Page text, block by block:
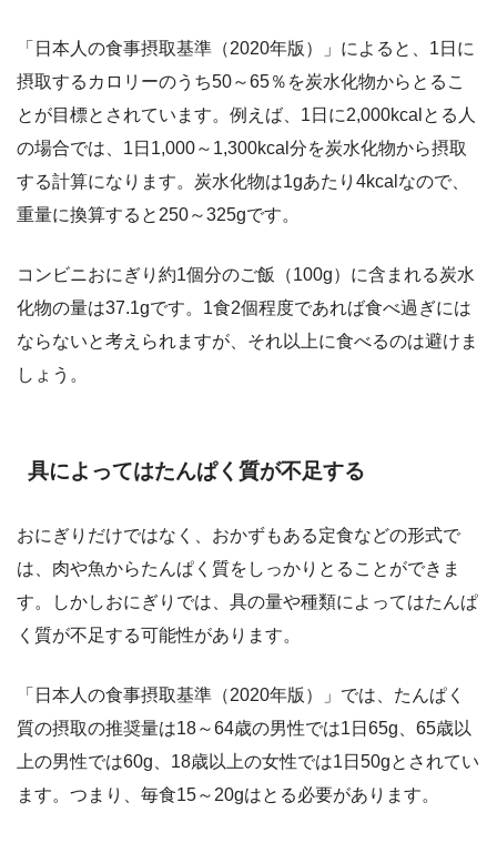
「日本人の食事摂取基準（2020年版）」によると、1日に
摂取するカロリーのうち50～65％を炭水化物からとるこ
とが目標とされています。例えば、1日に2,000kcalとる人
の場合では、1日1,000～1,300kcal分を炭水化物から摂取
する計算になります。炭水化物は1gあたり4kcalなので、
重量に換算すると250～325gです。
コンビニおにぎり約1個分のご飯（100g）に含まれる炭水
化物の量は37.1gです。1食2個程度であれば食べ過ぎには
ならないと考えられますが、それ以上に食べるのは避けま
しょう。
具によってはたんぱく質が不足する
おにぎりだけではなく、おかずもある定食などの形式で
は、肉や魚からたんぱく質をしっかりとることができま
す。しかしおにぎりでは、具の量や種類によってはたんぱ
く質が不足する可能性があります。
「日本人の食事摂取基準（2020年版）」では、たんぱく
質の摂取の推奨量は18～64歳の男性では1日65g、65歳以
上の男性では60g、18歳以上の女性では1日50gとされてい
ます。つまり、毎食15～20gはとる必要があります。